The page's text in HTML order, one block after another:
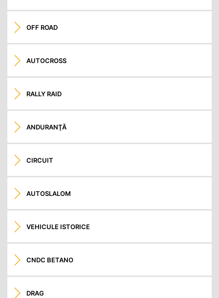
OFF ROAD
AUTOCROSS
RALLY RAID
ANDURANŢĂ
CIRCUIT
AUTOSLALOM
VEHICULE ISTORICE
CNDC BETANO
DRAG